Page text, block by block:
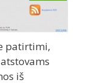
patirtimi,
iš